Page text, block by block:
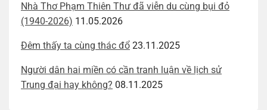
Nhà Thơ Phạm Thiên Thư đã viễn du cùng bụi đỏ
(1940-2026) 11.05.2026
Đêm thấy ta cùng thác đổ 23.11.2025
Người dân hai miền có cần tranh luận về lịch sử
Trung đại hay không? 08.11.2025